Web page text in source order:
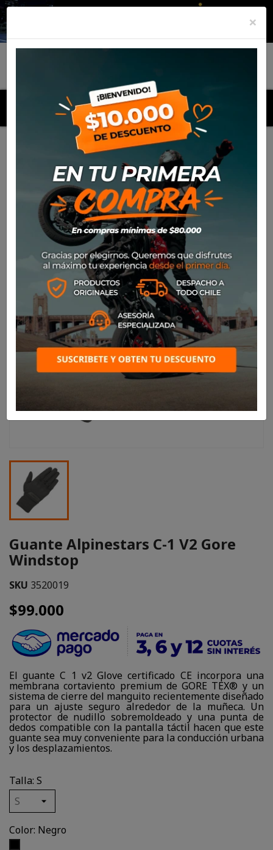
MENU
Productos
Guante Alpinestars C-1 V2 Gore
Guante Alpinestars C-1 V2 Gore
Windstop
SKU 3520019
$99.000
El guante C 1 v2 Glove certificado CE incorpora una
membrana cortaviento premium de GORE TEX® y un
sistema de cierre del manguito recientemente diseñado
para un ajuste seguro alrededor de la muñeca. Un
protector de nudillo sobremoldeado y una punta de
dedos compatible con la pantalla táctil hacen que este
guante sea muy conveniente para la conducción urbana
y los desplazamientos.
Talla: S
Color: Negro
×